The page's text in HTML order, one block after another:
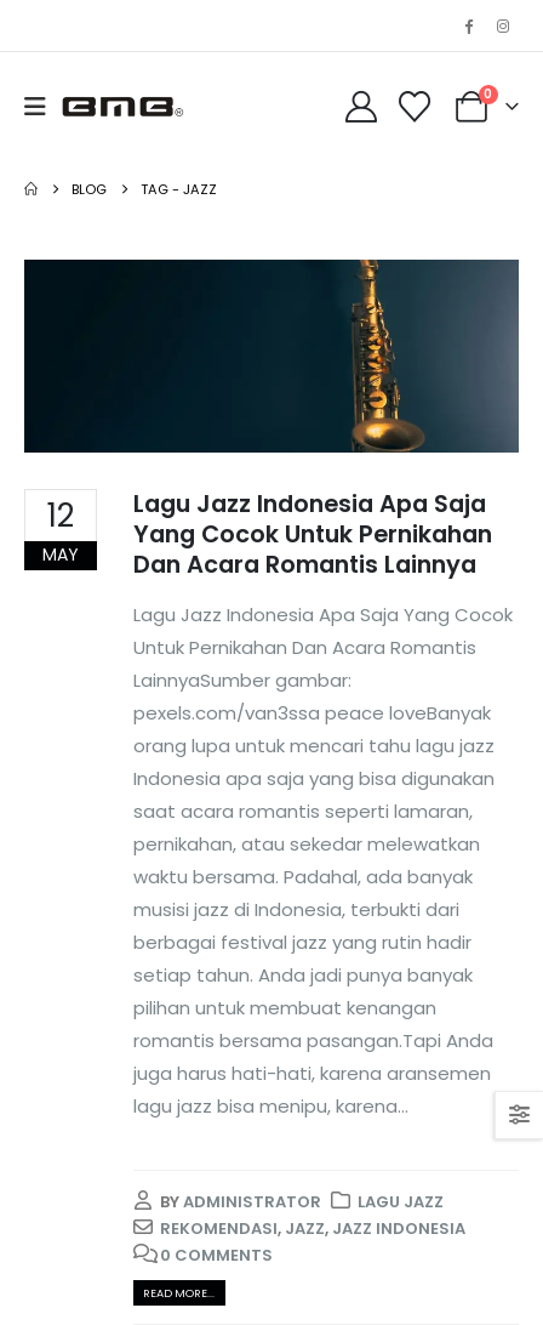
0
BLOG TAG -JAZZ
12
MAY
Lagu Jazz Indonesia Apa Saja
Yang Cocok Untuk Pernikahan
Dan Acara Romantis Lainnya
Lagu Jazz Indonesia Apa Saja Yang Cocok
Untuk Pernikahan Dan Acara Romantis
LainnyaSumber gambar:
pexels.com/van3ssa peace loveBanyak
orang lupa untuk mencari tahu lagu jazz
Indonesia apa saja yang bisa digunakan
saat acara romantis seperti lamaran,
pernikahan, atau sekedar melewatkan
waktu bersama. Padahal, ada banyak
musisi jazz di Indonesia, terbukti dari
berbagai festival jazz yang rutin hadir
setiap tahun. Anda jadi punya banyak
pilihan untuk membuat kenangan
romantis bersama pasangan.Tapi Anda
juga harus hati-hati, karena aransemen
lagu jazz bisa menipu, karena...
BYADMINISTRATOR
LAGU JAZZ
REKOMENDASI, JAZZ, JAZZ INDONESIA
0 COMMENTS
READ MORE...